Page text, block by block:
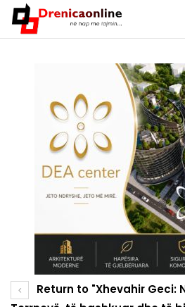
Return to "Xhevahir Geci: